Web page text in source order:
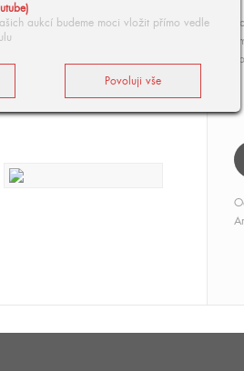
aukcí budeme moci vložit přímo vedle